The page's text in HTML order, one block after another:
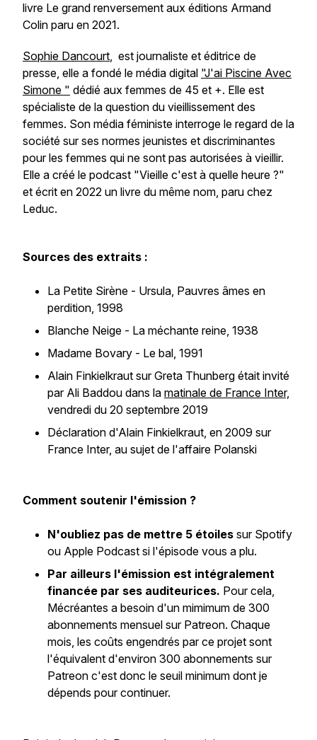
livre Le grand renversement aux éditions Armand
Colin paru en 2021.
Sophie Dancourt, est journaliste et éditrice de
presse, elle a fondé le média digital "J'ai Piscine Avec
Simone " dédié aux femmes de 45 et +. Elle est
spécialiste de la question du vieillissement des
femmes. Son média féministe interroge le regard de la
société sur ses normes jeunistes et discriminantes
pour les femmes qui ne sont pas autorisées à vieillir.
Elle a créé le podcast "Vieille c'est à quelle heure ?"
et écrit en 2022 un livre du même nom, paru chez
Leduc.
Sources des extraits :
La Petite Sirène - Ursula, Pauvres âmes en
perdition, 1998
Blanche Neige - La méchante reine, 1938
Madame Bovary - Le bal, 1991
Alain Finkielkraut sur Greta Thunberg était invité
par Ali Baddou dans la matinale de France Inter,
vendredi du 20 septembre 2019
Déclaration d'Alain Finkielkraut, en 2009 sur
France Inter, au sujet de l'affaire Polanski
Comment soutenir l'émission ?
N'oubliez pas de mettre 5 étoiles sur Spotify
ou Apple Podcast si l'épisode vous a plu.
Par ailleurs l'émission est intégralement
financée par ses auditeurices. Pour cela,
Mécréantes a besoin d'un mimimum de 300
abonnements mensuel sur Patreon. Chaque
mois, les coûts engendrés par ce projet sont
l'équivalent d'environ 300 abonnements sur
Patreon c'est donc le seuil minimum dont je
dépends pour continuer.